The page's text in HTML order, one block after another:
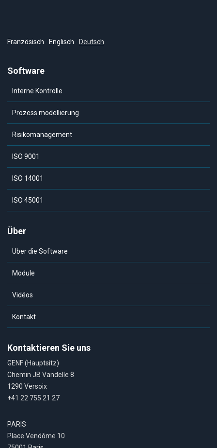
Französisch Englisch Deutsch
Software
Interne Kontrolle
Prozess modellierung
Risikomanagement
ISO 9001
ISO 14001
ISO 45001
Über
Uber die Software
Module
Vidéos
Kontakt
Kontaktieren Sie uns
GENF (Hauptsitz)
Chemin JB Vandelle 8
1290 Versoix
+41 22 755 21 27
PARIS
Place Vendôme 10